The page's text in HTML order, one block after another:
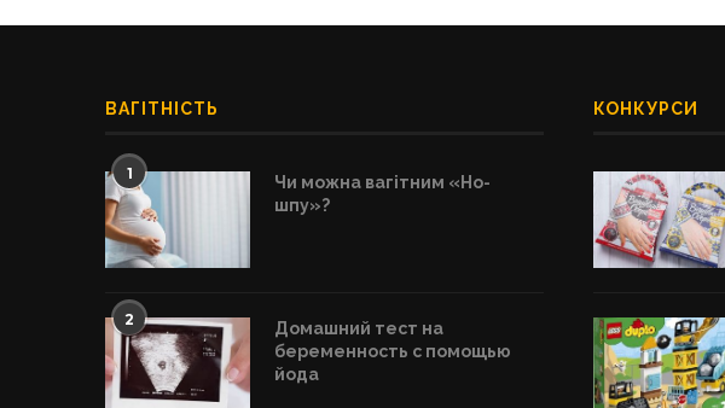
ВАГІТНІСТЬ
1
Чи можна вагітним «Но-
шпу»?
2
Домашний тест на
беременность с помощью
йода
КОНКУРСИ